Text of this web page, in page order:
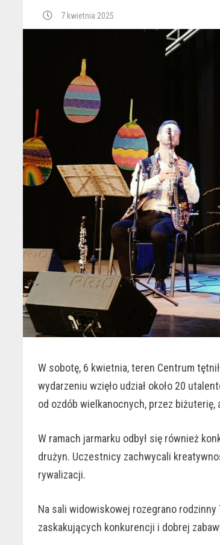
7 kwietnia 2025
W sobotę, 6 kwietnia, teren Centrum
wydarzeniu wzięło udział około 20
od ozdób wielkanocnych, przez biżuterię,
W ramach jarmarku odbył się również
drużyn. Uczestnicy zachwycali
rywalizacji.
Na sali widowiskowej rozegrano rodzinny
zaskakujących konkurencji i dobrej